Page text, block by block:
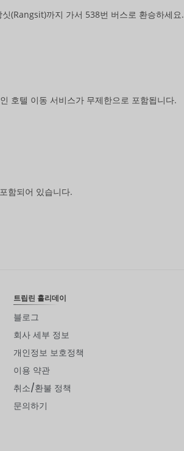
(Rangsit)까지 가서 538번 버스로 환승하세요.
호텔 이동 서비스가 무제한으로 포함됩니다.
함되어 있습니다.
트립린 홀리데이
블로그
회사 세부 정보
개인정보 보호정책
이용 약관
취소/환불 정책
문의하기